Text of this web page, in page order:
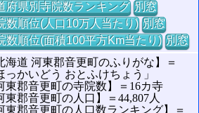
府県別寺院数ランキング 別窓
数順位(人口10万人当たり) 別窓
数順位(面積100平方Km当たり) 別窓
海道 河東郡音更町のふりがな】＝
っかいどう おとふけちょう」
東郡音更町の寺院数】＝16カ寺
東郡音更町の人口】＝44,807人
東郡音更町の人口数ランキング】＝